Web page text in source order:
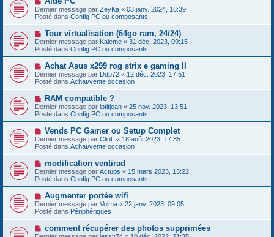
s
a
g
e
a
u
m
e
s
s
a
g
o
u
v
e
u
m
e
s
s
a
g
e
Dernier message par ZeyKa « 03 janv. 2024, 16:39
Posté dans Config PC ou composants
N
o
u
v
a
u
m
e
s
a
g
e
Tour virtualisation (64go ram, 24/24)
Dernier message par Kaleme « 31 déc. 2023, 09:15
Posté dans Config PC ou composants
N
o
u
v
e
a
u
m
e
s
s
a
g
Achat Asus x299 rog strix e gaming II
Dernier message par Ddp72 « 12 déc. 2023, 17:51
Posté dans Achat/vente occasion
N
o
u
v
e
u
m
e
s
s
a
g
RAM compatible ?
Dernier message par lptitjean « 25 nov. 2023, 13:51
Posté dans Config PC ou composants
N
o
u
v
a
u
m
e
s
s
a
g
Vends PC Gamer ou Setup Complet
Dernier message par Clint. « 18 août 2023, 17:35
Posté dans Achat/vente occasion
N
o
u
v
a
u
m
e
s
s
modification ventirad
Dernier message par Actups « 15 mars 2023, 13:22
Posté dans Config PC ou composants
N
o
u
v
a
Augmenter portée wifi
Dernier message par Volma « 22 janv. 2023, 09:05
Posté dans Périphériques
N
o
comment récupérer des photos supprimées